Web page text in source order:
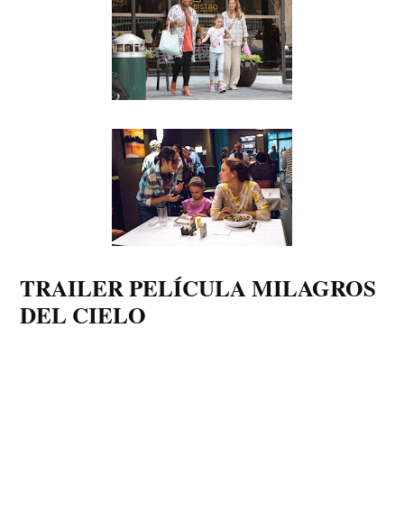
TRAILER PELÍCULA MILAGROS
DEL CIELO